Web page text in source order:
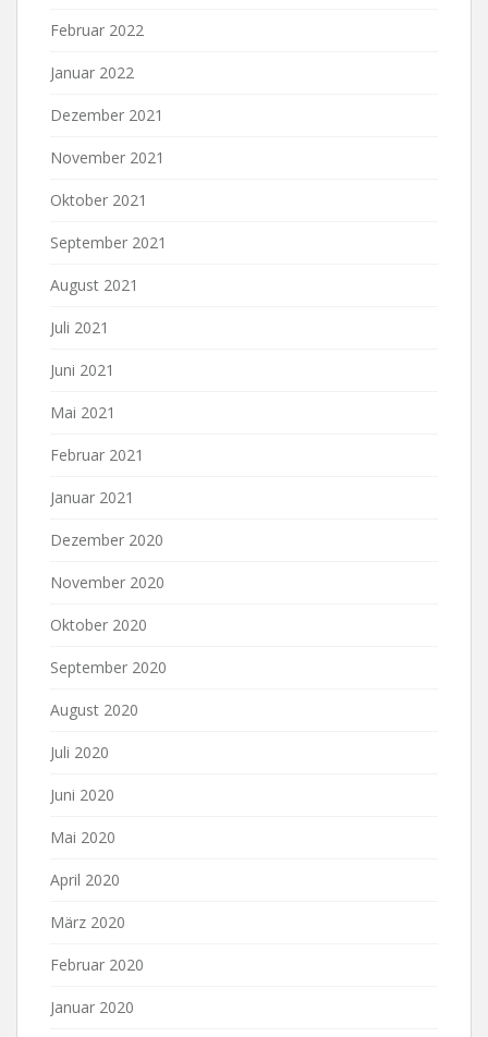
Februar 2022
Januar 2022
Dezember 2021
November 2021
Oktober 2021
September 2021
August 2021
Juli 2021
Juni 2021
Mai 2021
Februar 2021
Januar 2021
Dezember 2020
November 2020
Oktober 2020
September 2020
August 2020
Juli 2020
Juni 2020
Mai 2020
April 2020
März 2020
Februar 2020
Januar 2020